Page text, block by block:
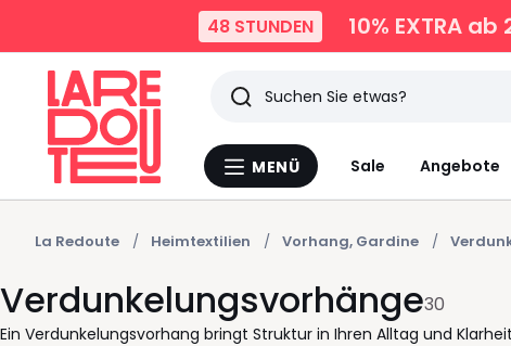
48 STUNDEN 10% EXTRAab
Menü
MENÜ Sale Angebote
Suchen
Zuletzt
angesehen
Artikel
La Redoute Heimtextilien Vorhang, Gardine
Verdunkelungsvorhänge30
Ein Verdunkelungsvorhang bringt Struktur in Ihren Alltag und